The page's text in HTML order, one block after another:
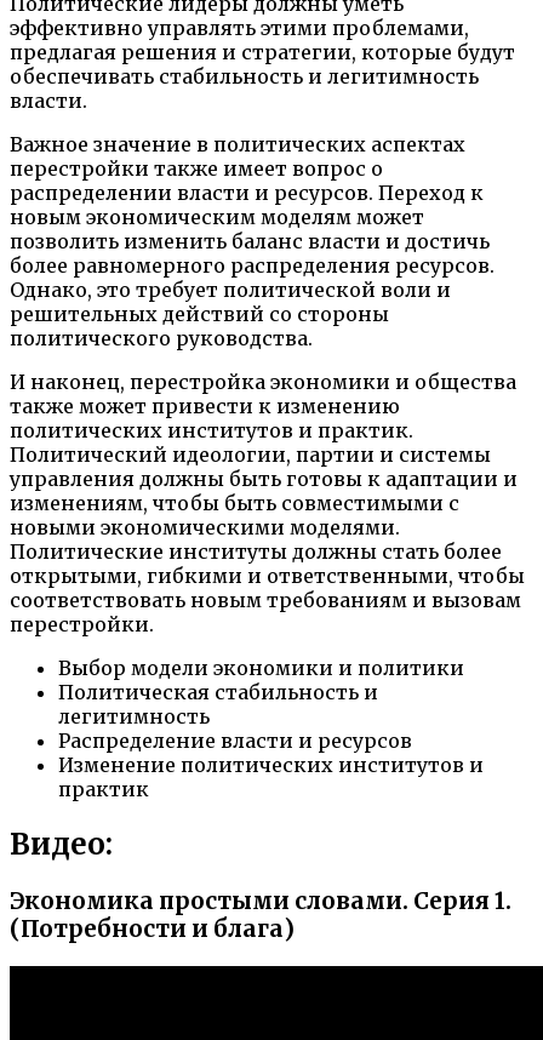
эффективно управлять этими проблемами,
предлагая решения и стратегии, которые будут
обеспечивать стабильность и легитимность
власти.
Важное значение в политических аспектах
перестройки также имеет вопрос о
распределении власти и ресурсов. Переход к
новым экономическим моделям может
позволить изменить баланс власти и достичь
более равномерного распределения ресурсов.
Однако, это требует политической воли и
решительных действий со стороны
политического руководства.
И наконец, перестройка экономики и общества
также может привести к изменению
политических институтов и практик.
Политический идеологии, партии и системы
управления должны быть готовы к адаптации и
изменениям, чтобы быть совместимыми с
новыми экономическими моделями.
Политические институты должны стать более
открытыми, гибкими и ответственными, чтобы
соответствовать новым требованиям и вызовам
перестройки.
Выбор модели экономики и политики
Политическая стабильность и
легитимность
Распределение власти и ресурсов
Изменение политических институтов и
практик
Видео:
Экономика простыми словами. Серия 1.
(Потребности и блага)